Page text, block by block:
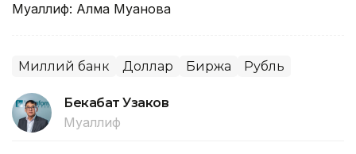
Муаллиф: Алма Муқанова
Миллий банк Доллар Биржа Рубль
Бекабат Узаков
Муаллиф